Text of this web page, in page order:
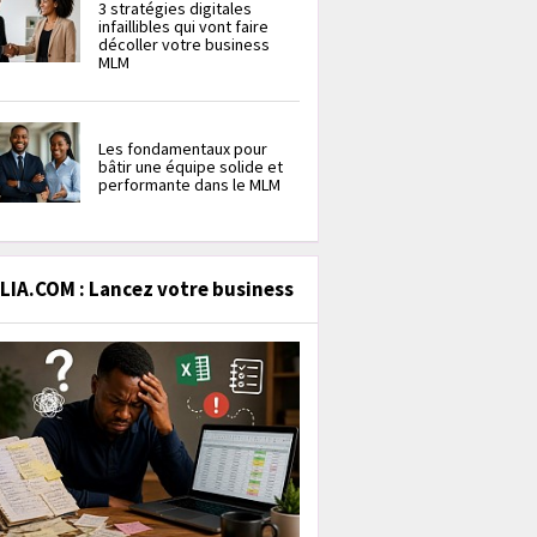
3 stratégies digitales
infaillibles qui vont faire
décoller votre business
MLM
Les fondamentaux pour
bâtir une équipe solide et
performante dans le MLM
: Lancez votre business